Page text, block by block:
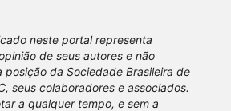
neste portal representa
de seus autores e não
posição da Sociedade Brasileira de
seus colaboradores e associados.
a qualquer tempo, e sem a